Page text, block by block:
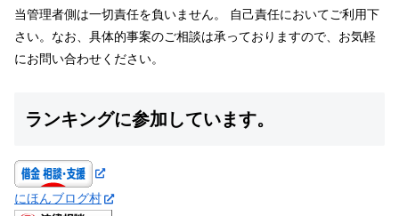
当管理者側は一切責任を負いません。 自己責任においてご利用下
さい。なお、具体的事案のご相談は承っておりますので、お気軽
にお問い合わせください。
ランキングに参加しています。
にほんブログ村